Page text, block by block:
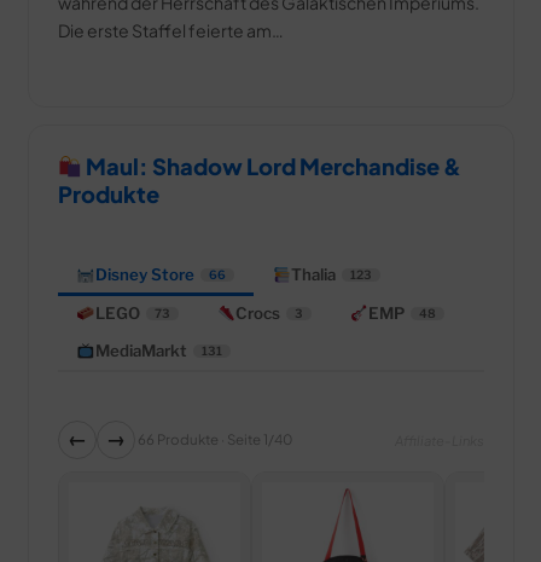
Die erste Staffel feierte am…
Maul: Shadow Lord Merchandise &
Produkte
Disney Store 66 Thalia 123
LEGO 73 Crocs 3 EMP 48
MediaMarkt 131
← → 66 Produkte · Seite 1/40